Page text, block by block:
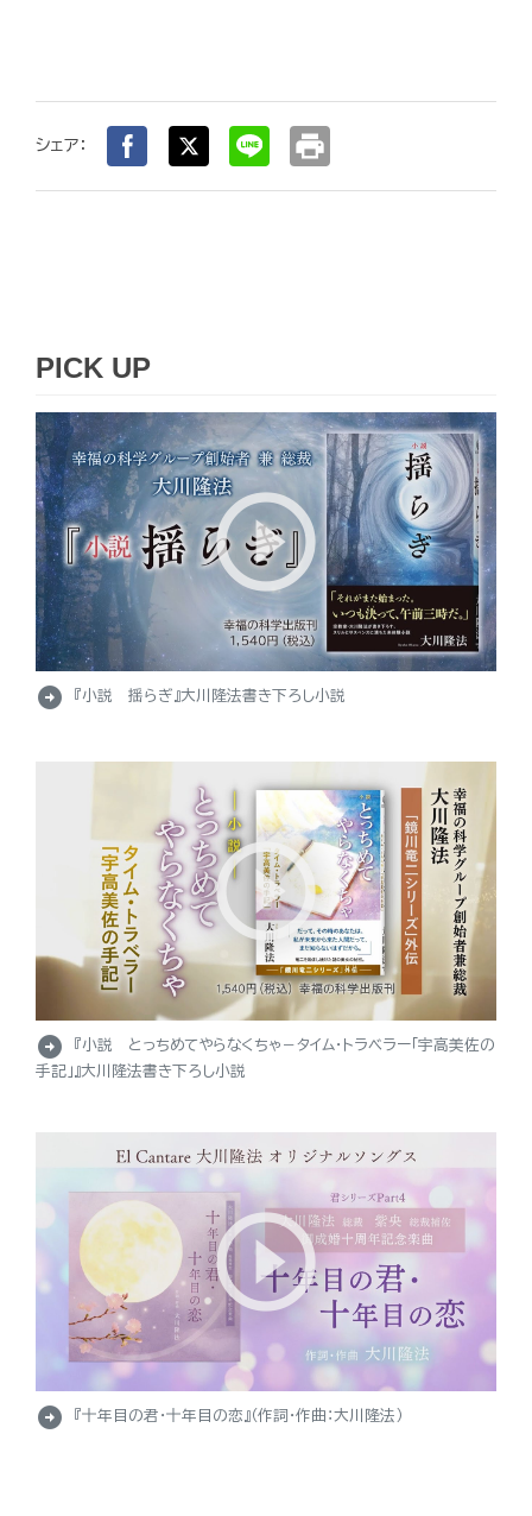
シェア： print
PICK UP
arrow_circle_right 『小説 揺らぎ』大川隆法書き下ろし小説
arrow_circle_right
『小説 とっちめてやらなくちゃ－タイム・トラベラー「宇高美佐の
手記」』大川隆法書き下ろし小説
arrow_circle_right 『十年目の君・十年目の恋』（作詞・作曲：大川隆法）